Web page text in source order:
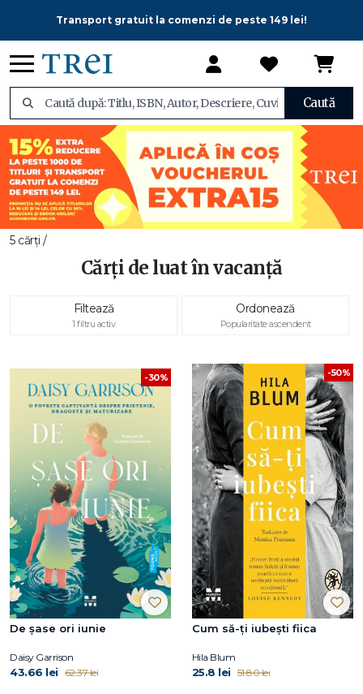
Transport gratuit la comenzi de peste 149 lei!
Caută
5 cărți /
Cărți de luat în vacanță
Filtează
1 filtru activ
Ordonează
Popularitate ascendent
-30%
De șase ori iunie
Daisy Garrison
43.66 lei 62.37 lei
-50%
Cum să-ți iubești fiica
Hila Blum
25.8 lei 51.80 lei